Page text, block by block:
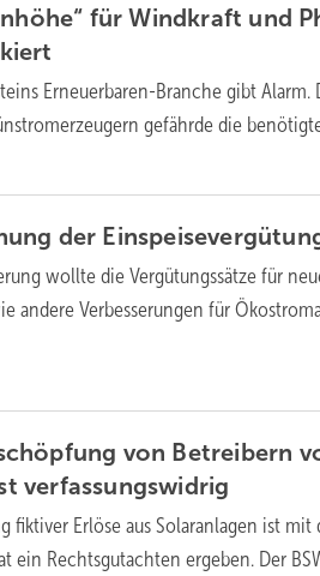
für Windkraft und
Erneuerbaren-Branche gibt Alarm.
gefährde die
der
wollte die Vergütungssätze für
andere Verbesserungen für
von Betreibern
verfassungswidrig
fiktiver Erlöse aus Solaranlagen ist mit
ein Rechtsgutachten ergeben. Der